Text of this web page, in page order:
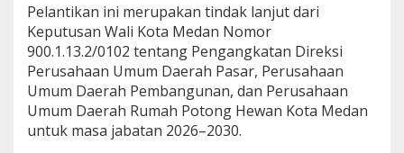
t
a
n
K
i
n
e
r
Pelantikan ini merupakan tindak lanjut dari
Keputusan Wali Kota Medan Nomor
900.1.13.2/0102 tentang Pengangkatan Direksi
Perusahaan Umum Daerah Pasar, Perusahaan
Umum Daerah Pembangunan, dan Perusahaan
Umum Daerah Rumah Potong Hewan Kota Medan
untuk masa jabatan 2026–2030.